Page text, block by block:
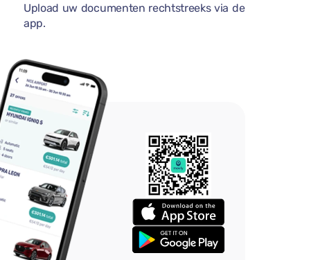
Upload uw documenten rechtstreeks via de
app.